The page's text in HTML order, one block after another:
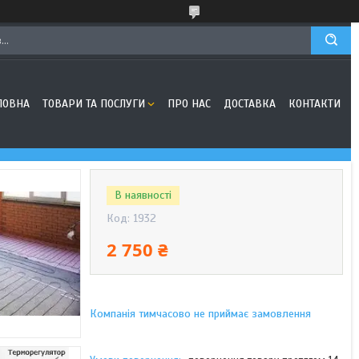
ТОВАРИ ТА ПОСЛУГИ ПРО НАС ДОСТАВКА КОНТАКТИ
В наявності
Код: 1932
2 750 ₴
Компанія тимчасово не приймає замовлення